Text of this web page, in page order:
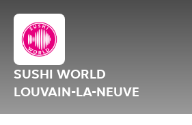
SUSHI WORLD
LOUVAIN-LA-NEUVE